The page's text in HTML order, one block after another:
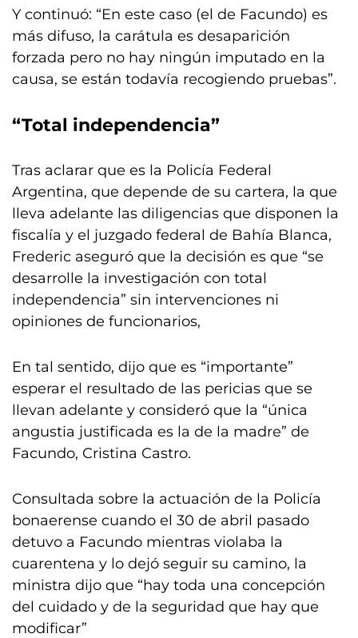
Y continuó: “En este caso (el de Facundo) es
más difuso, la carátula es desaparición
forzada pero no hay ningún imputado en la
causa, se están todavía recogiendo pruebas”.
“Total independencia”
Tras aclarar que es la Policía Federal
Argentina, que depende de su cartera, la que
lleva adelante las diligencias que disponen la
fiscalía y el juzgado federal de Bahía Blanca,
Frederic aseguró que la decisión es que “se
desarrolle la investigación con total
independencia” sin intervenciones ni
opiniones de funcionarios,
En tal sentido, dijo que es “importante”
esperar el resultado de las pericias que se
llevan adelante y consideró que la “única
angustia justificada es la de la madre” de
Facundo, Cristina Castro.
Consultada sobre la actuación de la Policía
bonaerense cuando el 30 de abril pasado
detuvo a Facundo mientras violaba la
cuarentena y lo dejó seguir su camino, la
ministra dijo que “hay toda una concepción
del cuidado y de la seguridad que hay que
modificar”